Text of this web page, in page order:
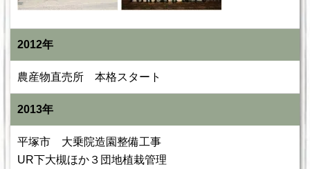
2012年
農産物直売所 本格スタート
2013年
平塚市 大乗院造園整備工事
UR下大槻ほか３団地植栽管理